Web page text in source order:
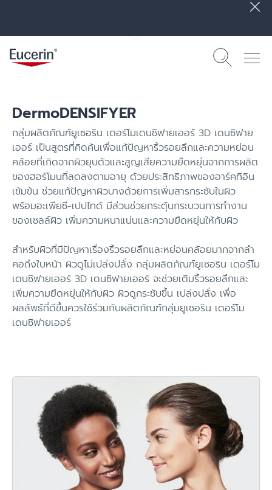
DermoDENSIFYER
กลุ่มผลิตภัณฑ์ยูเซอริน เดอร์โมเดนซิฟายเออร์ 3D เดนซิฟาย
เออร์ เป็นสูตรที่คิดค้นเพื่อแก้ปัญหาริ้วรอยลึกและความหย่อน
คล้อยที่เกิดจากผิวยุบตัวและสูญเสียความยืดหยุ่นจากการผลิต
ของฮอร์โมนที่ลดลงตามอายุ ด้วยประสิทธิภาพของอาร์คทิอิน
เข้มข้น ช่วยแก้ปัญหาผิวบางด้วยการเพิ่มสารกระชับในผิว
พร้อมอะเพียซี-เปปไทด์ มีส่วนช่วยกระตุ้นกระบวนการทำงาน
ของเซลล์ผิว เพิ่มความหนาแน่นและความยืดหยุ่นให้กับผิว
สำหรับผิวที่มีปัญหาเรื่องริ้วรอยลึกและหย่อนคล้อยมากจากลำ
คอถึงใบหน้า ผิวดูไม่เปล่งปลั่ง กลุ่มผลิตภัณฑ์ยูเซอริน เดอร์โม
เดนซิฟายเออร์ 3D เดนซิฟายเออร์ จะช่วยเติมริ้วรอยลึกและ
เพิ่มความยืดหยุ่นให้กับผิว ผิวดูกระชับขึ้น เปล่งปลั่ง เพื่อ
ผลลัพธ์ที่ดีขึ้นควรใช้ร่วมกับผลิตภัณฑ์กลุ่มยูเซอริน เดอร์โม
เดนซิฟายเออร์